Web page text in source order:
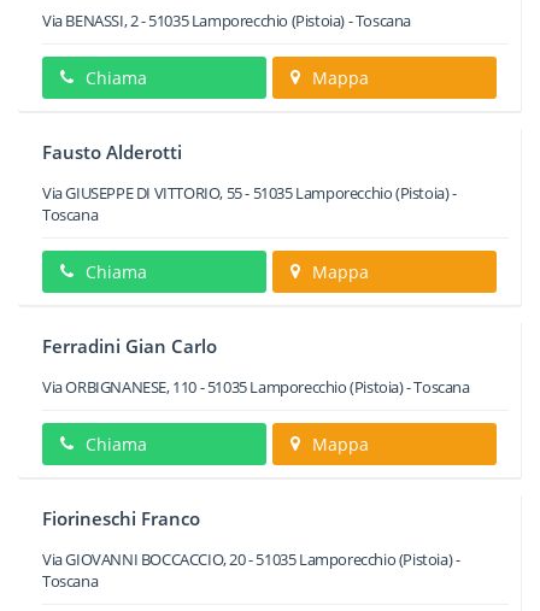
Via BENASSI, 2-51035 Lamporecchio (Pistoia) -Toscana
Chiama Mappa
Fausto Alderotti
Via GIUSEPPE DI VITTORIO, 55- 51035Lamporecchio(Pistoia) -
Toscana
Chiama Mappa
Ferradini Gian Carlo
Via ORBIGNANESE, 110-51035Lamporecchio(Pistoia) -Toscana
Chiama Mappa
Fiorineschi Franco
Via GIOVANNI BOCCACCIO, 20-51035Lamporecchio(Pistoia) -
Toscana